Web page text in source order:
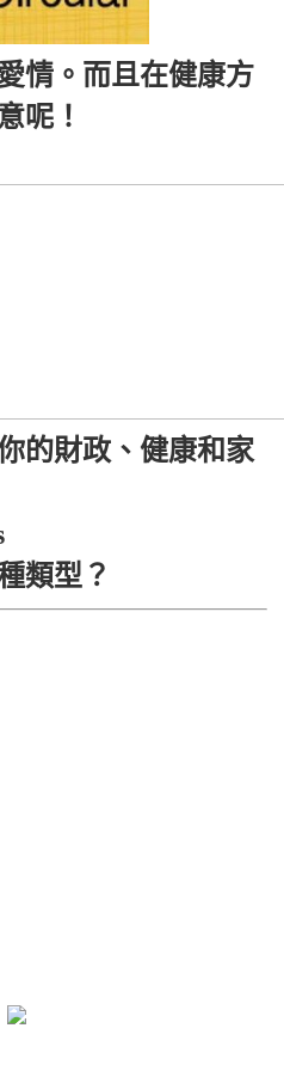
情。而且在健康方
呢！
的財政、健康和家
類型？